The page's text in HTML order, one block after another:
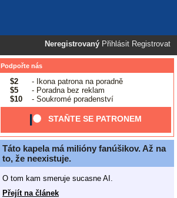
Neregistrovaný Přihlásit Registrovat
Podpořte nás
$2
- Ikona patrona na poradně
$5
- Poradna bez reklam
$10
- Soukromé poradenství
STAŇTE SE PATRONEM
Táto kapela má milióny fanúšikov. Až na
to, že neexistuje.
O tom kam smeruje sucasne AI.
Přejít na článek